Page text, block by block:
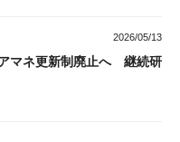
2026/05/13
マネ更新制廃止へ 継続研